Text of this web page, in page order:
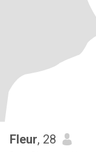
Fleur, 28